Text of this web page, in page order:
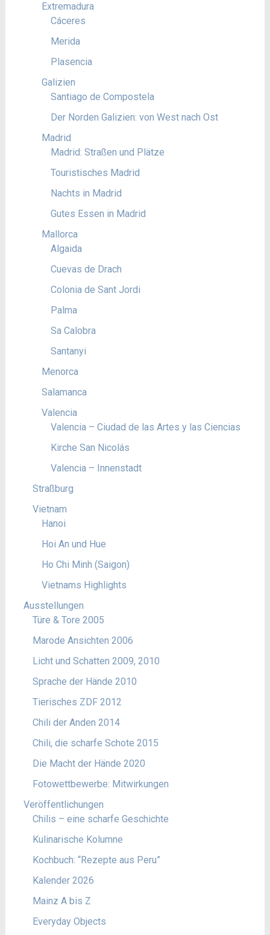
Extremadura
Cáceres
Merida
Plasencia
Galizien
Santiago de Compostela
Der Norden Galizien: von West nach Ost
Madrid
Madrid: Straßen und Plätze
Touristisches Madrid
Nachts in Madrid
Gutes Essen in Madrid
Mallorca
Algaida
Cuevas de Drach
Colonia de Sant Jordi
Palma
Sa Calobra
Santanyi
Menorca
Salamanca
Valencia
Valencia – Ciudad de las Artes y las Ciencias
Kirche San Nicolás
Valencia – Innenstadt
Straßburg
Vietnam
Hanoi
Hoi An und Hue
Ho Chi Minh (Saigon)
Vietnams Highlights
Ausstellungen
Türe & Tore 2005
Marode Ansichten 2006
Licht und Schatten 2009, 2010
Sprache der Hände 2010
Tierisches ZDF 2012
Chili der Anden 2014
Chili, die scharfe Schote 2015
Die Macht der Hände 2020
Fotowettbewerbe: Mitwirkungen
Veröffentlichungen
Chilis – eine scharfe Geschichte
Kulinarische Kolumne
Kochbuch: “Rezepte aus Peru”
Kalender 2026
Mainz A bis Z
Everyday Objects